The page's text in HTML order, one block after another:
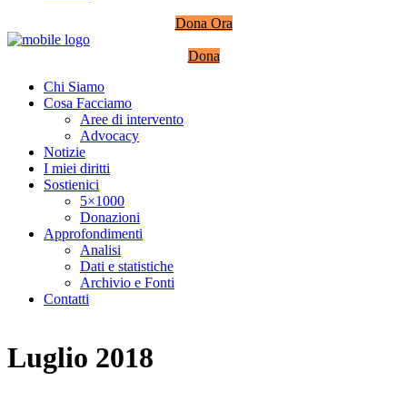
Dona Ora
Dona
Chi Siamo
Cosa Facciamo
Aree di intervento
Advocacy
Notizie
I miei diritti
Sostienici
5×1000
Donazioni
Approfondimenti
Analisi
Dati e statistiche
Archivio e Fonti
Contatti
Luglio 2018